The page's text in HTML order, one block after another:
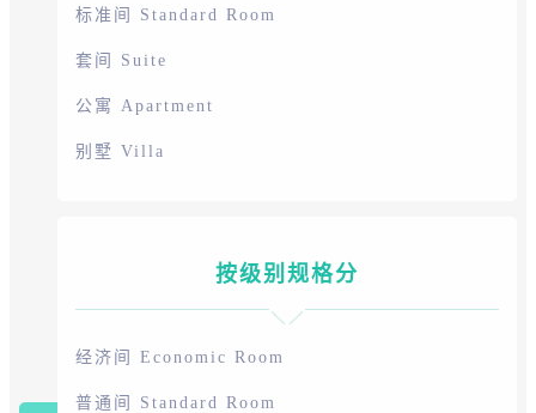
标准间 Standard Room
套间 Suite
公寓 Apartment
别墅 Villa
按级别规格分
经济间 Economic Room
普通间 Standard Room